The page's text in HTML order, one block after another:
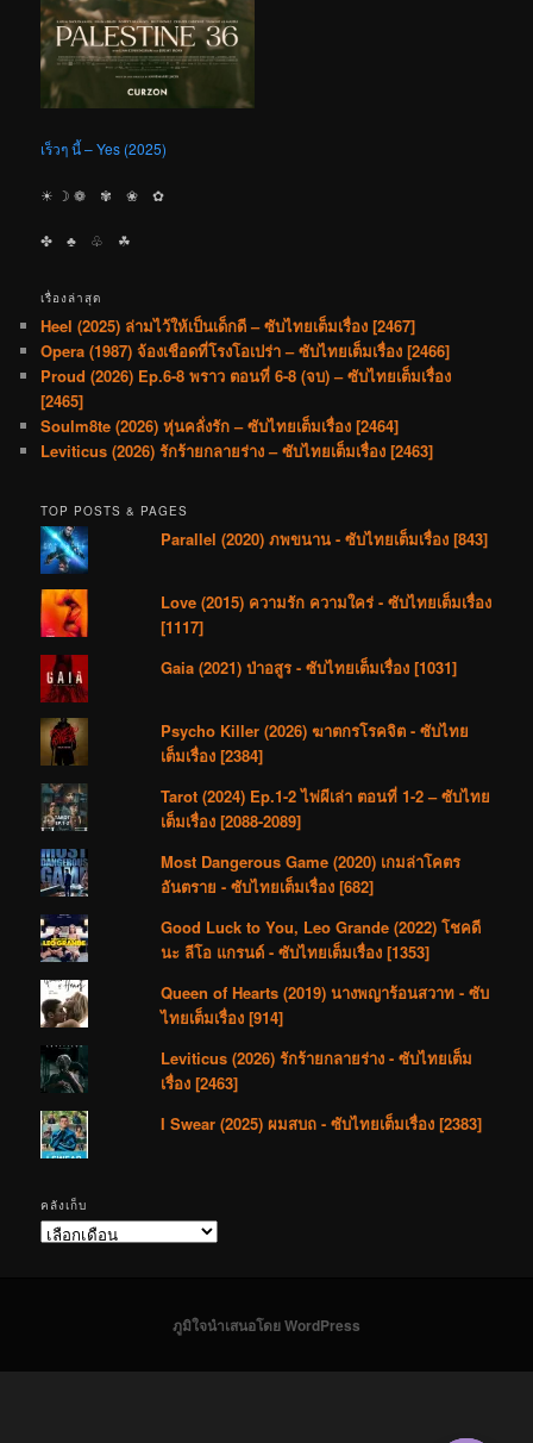
เร็วๆ นี้ – Yes (2025)
☀︎ ☽ ❁ ✾ ❀ ✿
✤ ♣︎ ♧ ☘︎
เรื่องล่าสุด
Heel (2025) ล่ามไว้ให้เป็นเด็กดี – ซับไทยเต็มเรื่อง [2467]
Opera (1987) จ้องเชือดที่โรงโอเปร่า – ซับไทยเต็มเรื่อง [2466]
Proud (2026) Ep.6-8 พราว ตอนที่ 6-8 (จบ) – ซับไทยเต็มเรื่อง
[2465]
Soulm8te (2026) หุ่นคลั่งรัก – ซับไทยเต็มเรื่อง [2464]
Leviticus (2026) รักร้ายกลายร่าง – ซับไทยเต็มเรื่อง [2463]
TOP POSTS & PAGES
Parallel (2020) ภพขนาน - ซับไทยเต็มเรื่อง [843]
Love (2015) ความรัก ความใคร่ - ซับไทยเต็มเรื่อง
[1117]
Gaia (2021) ป่าอสูร - ซับไทยเต็มเรื่อง [1031]
Psycho Killer (2026) ฆาตกรโรคจิต - ซับไทย
เต็มเรื่อง [2384]
Tarot (2024) Ep.1-2 ไพ่ผีเล่า ตอนที่ 1-2 – ซับไทย
เต็มเรื่อง [2088-2089]
Most Dangerous Game (2020) เกมล่าโคตร
อันตราย - ซับไทยเต็มเรื่อง [682]
Good Luck to You, Leo Grande (2022) โชคดี
นะ ลีโอ แกรนด์ - ซับไทยเต็มเรื่อง [1353]
Queen of Hearts (2019) นางพญาร้อนสวาท - ซับ
ไทยเต็มเรื่อง [914]
Leviticus (2026) รักร้ายกลายร่าง - ซับไทยเต็ม
เรื่อง [2463]
I Swear (2025) ผมสบถ - ซับไทยเต็มเรื่อง [2383]
คลังเก็บ
คลัง
ภูมิใจนำเสนอโดย WordPress